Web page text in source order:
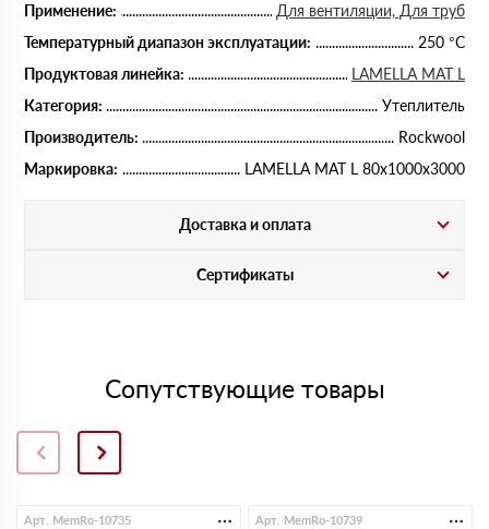
Применение:
Для вентиляции, Для труб
Температурный диапазон эксплуатации:
250 °С
Продуктовая линейка:
LAMELLA MAT L
Категория:
Утеплитель
Производитель:
Rockwool
Маркировка:
LAMELLA MAT L 80х1000х3000
Доставка и оплата
Сертификаты
Сопутствующие товары
Арт. MemRo-10735 Арт. MemRo-10739